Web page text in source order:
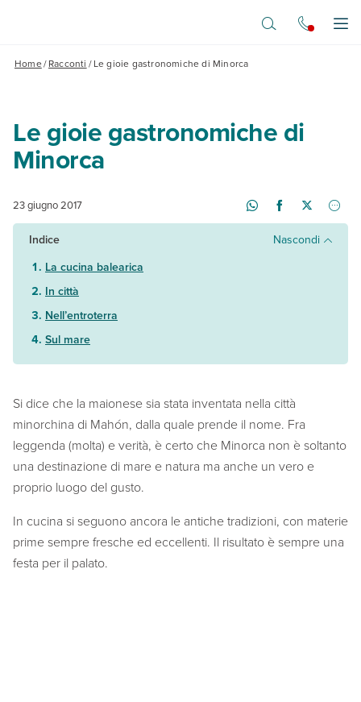
Home/Racconti /Le gioie gastronomiche di Minorca
Le gioie gastronomiche di
Minorca
23 giugno 2017
Indice
Nascondi
La cucina balearica
In città
Nell’entroterra
Sul mare
Si dice che la maionese sia stata inventata nella città
minorchina di Mahón, dalla quale prende il nome. Fra
leggenda (molta) e verità, è certo che Minorca non è soltanto
una destinazione di mare e natura ma anche un vero e
proprio luogo del gusto.
In cucina si seguono ancora le antiche tradizioni, con materie
prime sempre fresche ed eccellenti. Il risultato è sempre una
festa per il palato.